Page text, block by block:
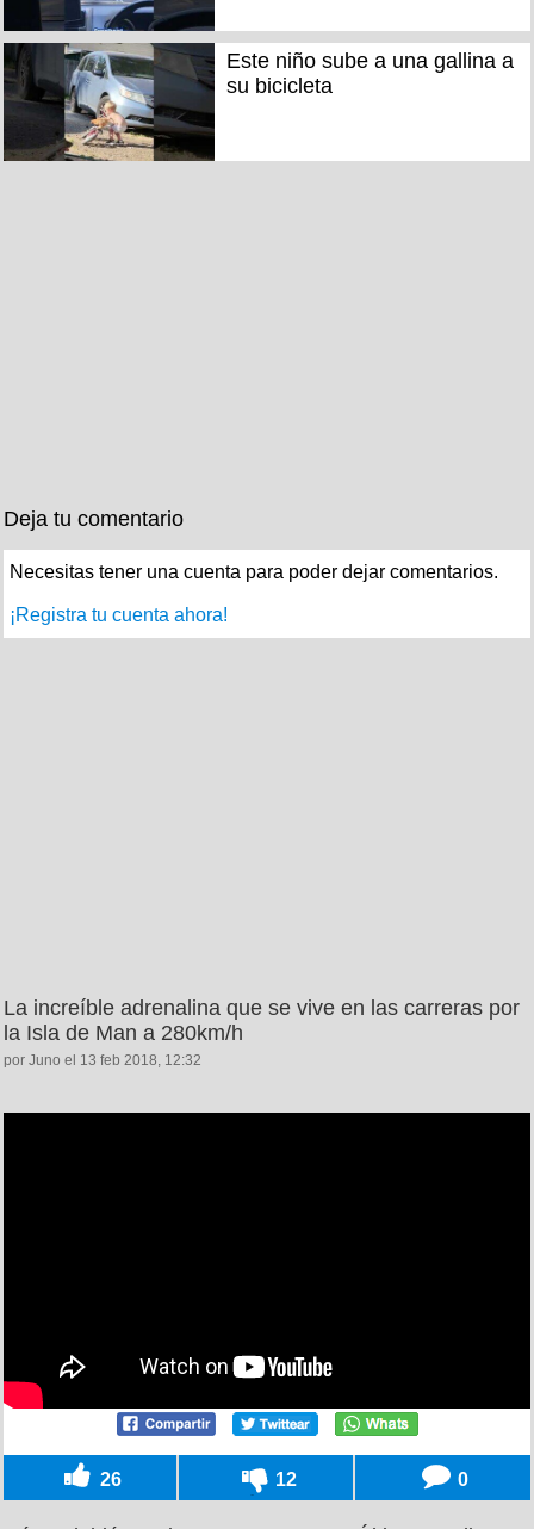
Este niño sube a una gallina a
su bicicleta
Deja tu comentario
Necesitas tener una cuenta para poder dejar comentarios.
¡Registra tu cuenta ahora!
La increíble adrenalina que se vive en las carreras por
la Isla de Man a 280km/h
por Juno el 13 feb 2018, 12:32
26 12 0